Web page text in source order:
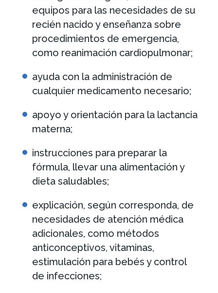
equipos para las necesidades de su
recién nacido y enseñanza sobre
procedimientos de emergencia,
como reanimación cardiopulmonar;
ayuda con la administración de
cualquier medicamento necesario;
apoyo y orientación para la lactancia
materna;
instrucciones para preparar la
fórmula, llevar una alimentación y
dieta saludables;
explicación, según corresponda, de
necesidades de atención médica
adicionales, como métodos
anticonceptivos, vitaminas,
estimulación para bebés y control
de infecciones;